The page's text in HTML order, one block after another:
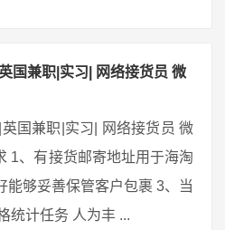
国兼职|实习| 网络接货员 微
国兼职|实习| 网络接货员 微
1、有接货邮寄地址用于海淘
能够妥善保管客户包裹 3、当
统计任务 人为丰 ...